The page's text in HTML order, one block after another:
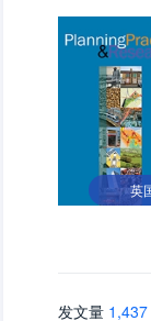
英
发文量 1,437